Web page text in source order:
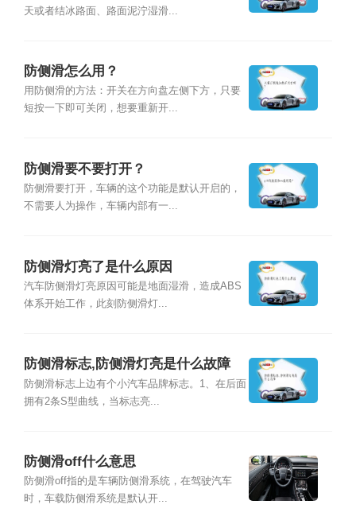
天或者结冰路面、路面泥泞湿滑...
防侧滑怎么用？
用防侧滑的方法：开关在方向盘左侧下方，只要
短按一下即可关闭，想要重新开...
防侧滑要不要打开？
防侧滑要打开，车辆的这个功能是默认开启的，
不需要人为操作，车辆内部有一...
防侧滑灯亮了是什么原因
汽车防侧滑灯亮原因可能是地面湿滑，造成ABS
体系开始工作，此刻防侧滑灯...
防侧滑标志,防侧滑灯亮是什么故障
防侧滑标志上边有个小汽车品牌标志。1、在后面
拥有2条S型曲线，当标志亮...
防侧滑off什么意思
防侧滑off指的是车辆防侧滑系统，在驾驶汽车
时，车载防侧滑系统是默认开...